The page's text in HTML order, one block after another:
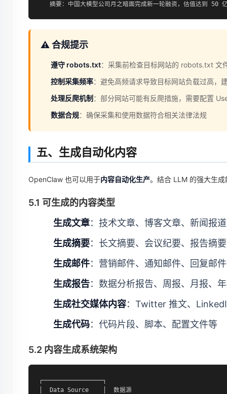
摘要：中国大模型公司月之暗面完成新一轮融资，估值达到 50
⚠️ 合规提示
遵守 robots.txt：采集前检查目标网站的 robots.txt 文
控制采集频率：避免高频请求导致目标网站负载过高，
处理反爬机制 ：部分网站可能有反爬措施，需要配置
数据合规：确保采集和使用数据符合相关法律法规
五、生成自动化内容
OpenClaw 也可以用于内容自动化生产。结合 LLM 的强大生
5.1 可生成的内容类型
生成文章：技术文章、博客文章、新闻报
生成摘要：长文摘要、会议纪要、报告摘
生成邮件：营销邮件、通知邮件、回复邮
生成报告：数据分析报告、周报、月报、
生成社交媒体内容：Twitter 推文、
生成代码：代码片段、脚本、配置文件等
5.2 内容生成系统架构
┌─────────────────┐
│  Data Source    │  数据源